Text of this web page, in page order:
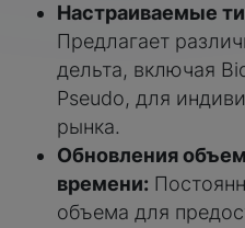
Настраиваемые
Предлагает
дельта, включая
Pseudo, для
рынка.
Обновления
времени:
объема для